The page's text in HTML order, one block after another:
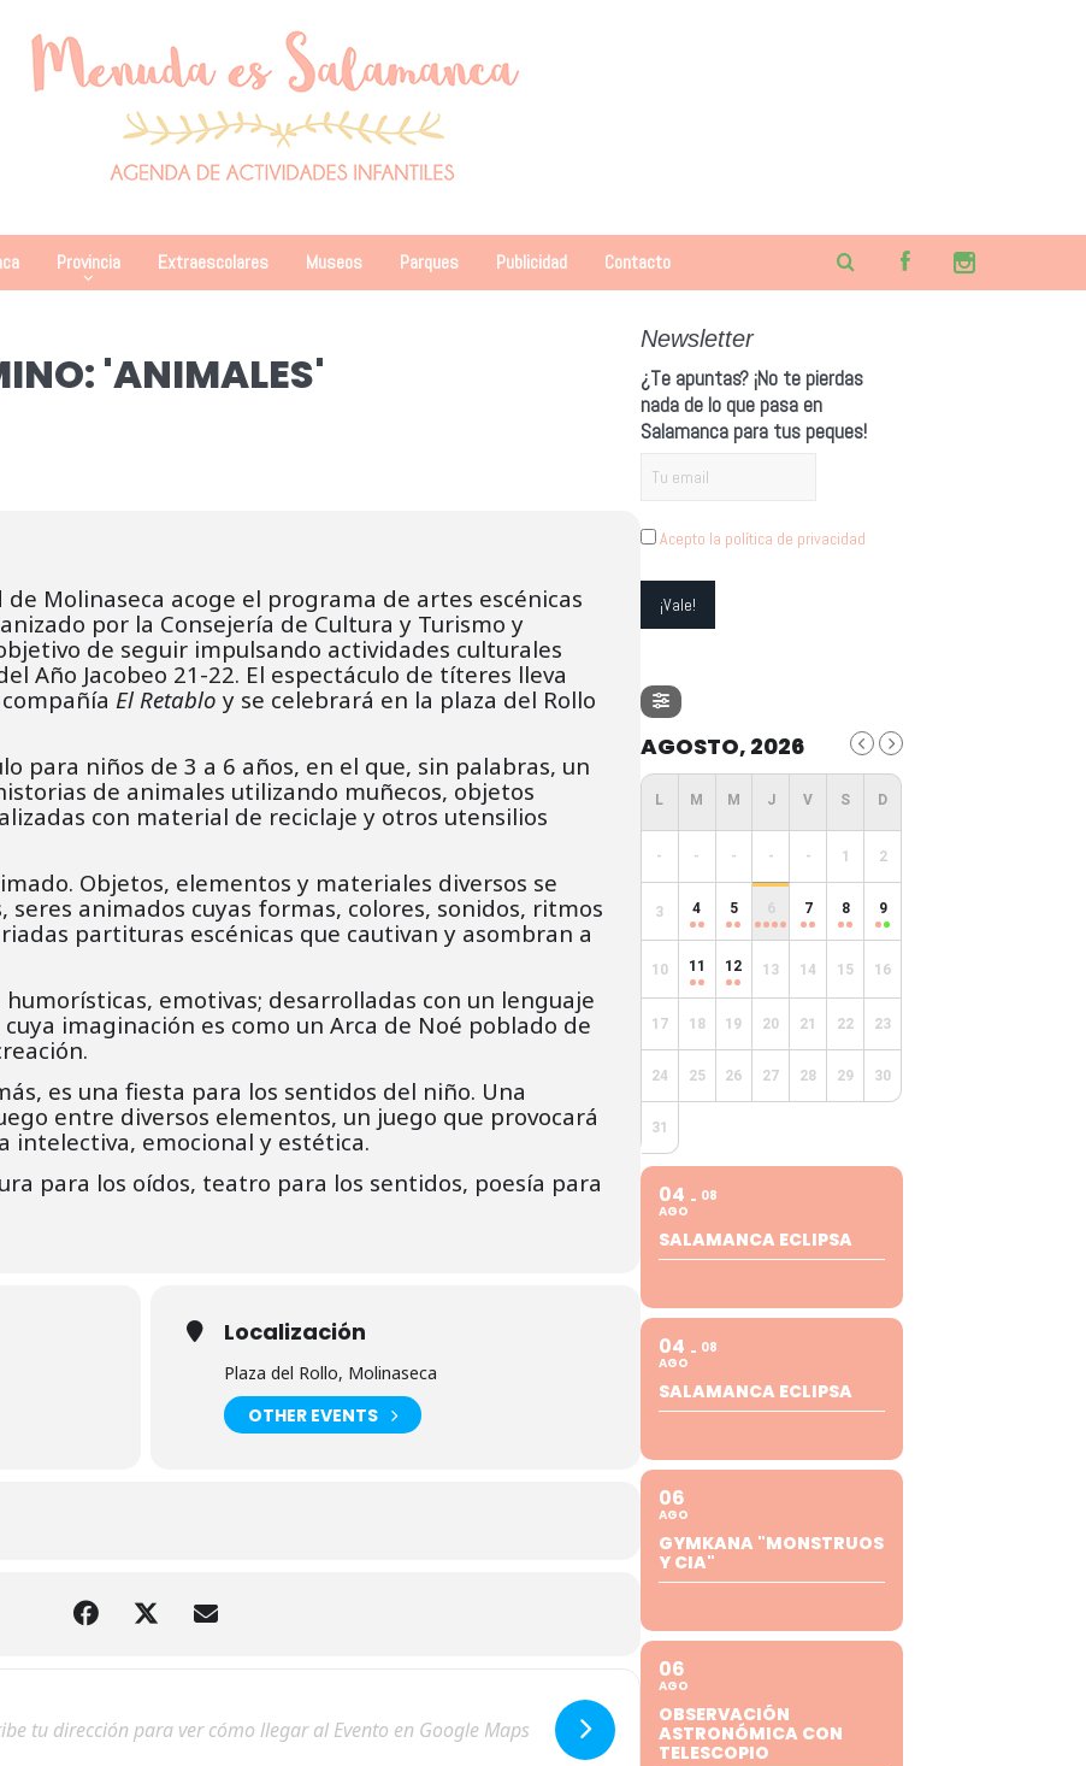
Provincia Extraescolares Museos Parques Publicidad Contacto
'ANIMALES'
Molinaseca acoge el programa de artes escénicas
por la Consejería de Cultura y Turismo y
de seguir impulsando actividades culturales
Año Jacobeo 21-22. El espectáculo de títeres lleva
El Retablo y se celebrará en la plaza del Rollo
para niños de 3 a 6 años, en el que, sin palabras, un
de animales utilizando muñecos, objetos
con material de reciclaje y otros utensilios
Objetos, elementos y materiales diversos se
animados cuyas formas, colores, sonidos, ritmos
partituras escénicas que cautivan y asombran a
humorísticas, emotivas; desarrolladas con un lenguaje
imaginación es como un Arca de Noé poblado de
es una fiesta para los sentidos del niño. Una
entre diversos elementos, un juego que provocará
intelectiva, emocional y estética.
para los oídos, teatro para los sentidos, poesía para
Localización
Plaza del Rollo, Molinaseca
OTHER EVENTS
Newsletter
¿Te apuntas? ¡No te pierdas
nada de lo que pasa en
Salamanca para tus peques!
Acepto la política de privacidad
AGOSTO, 2026
- - - - - 1 2
3 4 5 6 7 8 9
10 11 12 13 14 15 16
17 18 19 20 21 22 23
24 25 26 27 28 29 30
31
04
AGO
08
SALAMANCA ECLIPSA
04
AGO
08
SALAMANCA ECLIPSA
06
AGO
GYMKANA "MONSTRUOS
Y CIA"
06
AGO
OBSERVACIÓN
ASTRONÓMICA CON
TELESCOPIO